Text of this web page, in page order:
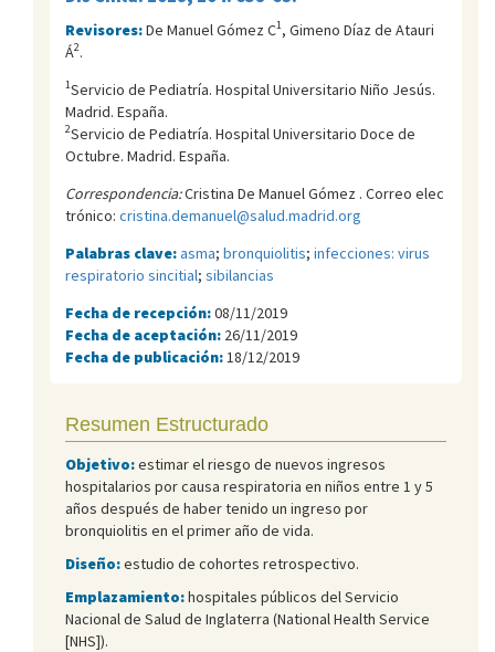
Revisores:De Manuel Gómez C1, Gimeno Díaz de Atauri
Á2.
1Servicio de Pediatría. Hospital Universitario Niño Jesús.
Madrid. España.
2Servicio de Pediatría. Hospital Universitario Doce de
Octubre. Madrid. España.
Correspondencia:Cristina De Manuel Gómez . Correo elec
trónico: cristina.demanuel@salud.madrid.org
Palabras clave:asma; bronquiolitis; infecciones: virus
respiratorio sincitial; sibilancias
Fecha de recepción:08/11/2019
Fecha de aceptación: 26/11/2019
Fecha de publicación: 18/12/2019
Resumen Estructurado
Objetivo:estimar el riesgo de nuevos ingresos
hospitalarios por causa respiratoria en niños entre 1 y 5
años después de haber tenido un ingreso por
bronquiolitis en el primer año de vida.
Diseño:estudio de cohortes retrospectivo.
Emplazamiento:hospitales públicos del Servicio
Nacional de Salud de Inglaterra (National Health Service
[NHS]).